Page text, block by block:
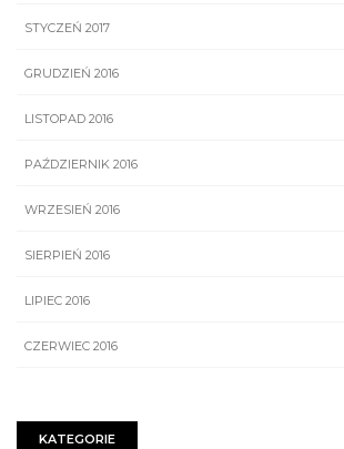
STYCZEŃ 2017
GRUDZIEŃ 2016
LISTOPAD 2016
PAŹDZIERNIK 2016
WRZESIEŃ 2016
SIERPIEŃ 2016
LIPIEC 2016
CZERWIEC 2016
KATEGORIE